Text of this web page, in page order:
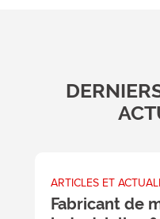
ARTICLES ET
Fabricant de